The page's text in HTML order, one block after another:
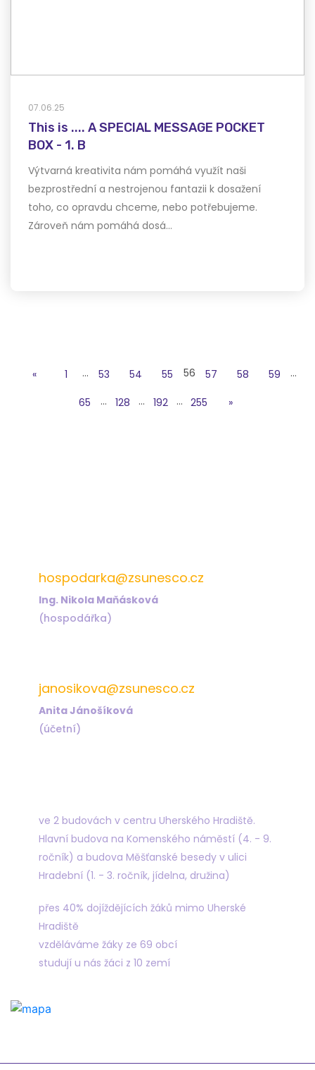
07.06.25
This is .... A SPECIAL MESSAGE POCKET
BOX - 1. B
Výtvarná kreativita nám pomáhá využít naši
bezprostřední a nestrojenou fantazii k dosažení
toho, co opravdu chceme, nebo potřebujeme.
Zároveň nám pomáhá dosá…
« 1 … 53 54 55 56 57 58 59 …
65 … 128 … 192 … 255 »
hospodarka@zsunesco.cz
Ing. Nikola Maňásková
(hospodářka)
janosikova@zsunesco.cz
Anita Jánošíková
(účetní)
ve 2 budovách v centru Uherského Hradiště.
Hlavní budova na Komenského náměstí (4. - 9.
ročník) a budova Měšťanské besedy v ulici
Hradební (1. - 3. ročník, jídelna, družina)
přes 40% dojíždějících žáků mimo Uherské
Hradiště
vzděláváme žáky ze 69 obcí
studují u nás žáci z 10 zemí